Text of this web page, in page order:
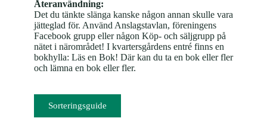
Återanvändning:
Det du tänkte slänga kanske någon annan skulle vara
jätteglad för. Använd Anslagstavlan, föreningens
Facebook grupp eller någon Köp- och säljgrupp på
nätet i närområdet! I kvartersgårdens entré finns en
bokhylla: Läs en Bok! Där kan du ta en bok eller fler
och lämna en bok eller fler.
Sorteringsguide